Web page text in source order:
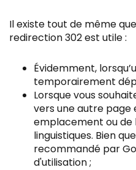
Il existe tout de même
redirection 302 est utile :
Évidemment,
temporairement
Lorsque vous
vers une autre page
emplacement ou
linguistiques. Bien
recommandé par
d'utilisation ;